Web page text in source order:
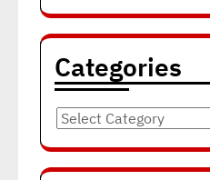
for:
Categories
Categories